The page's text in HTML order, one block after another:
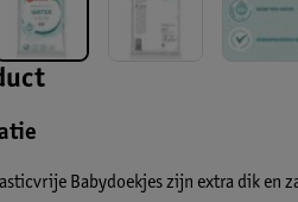
Babydoekjes zijn extra dik